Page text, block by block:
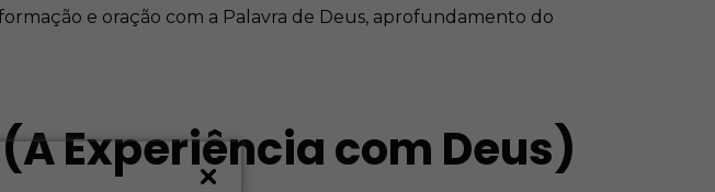
e oração com a Palavra de Deus, aprofundamento do
Experiência com Deus)